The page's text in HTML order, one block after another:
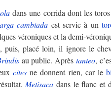
dans une corrida dont les
cambiada est servie à un
véroniques et la demi-
puis, placé loin, il ignore le
au public. Après tanteo,
cites ne donnent rien, car le
Metisaca dans le flanc et